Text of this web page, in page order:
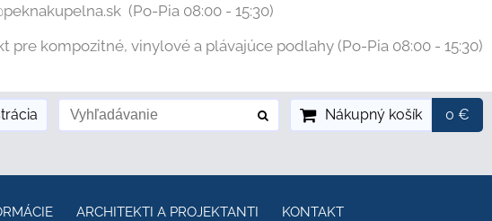
(Po-Pia 08:00 - 15:30)
pre kompozitné, vinylové a plávajúce podlahy (Po-Pia 08:00 - 15:30)
Nákupný košík 0 €
ARCHITEKTI A PROJEKTANTI KONTAKT